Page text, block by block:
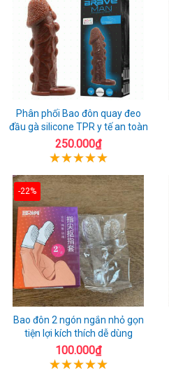
Phân phối Bao đôn quay đeo
đầu gà silicone TPR y tế an toàn
250.000₫
-22%
Bao đôn 2 ngón ngắn nhỏ gọn
tiện lợi kích thích dễ dùng
100.000₫